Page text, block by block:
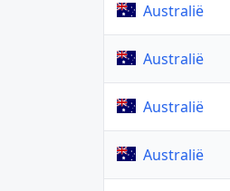
Australië
Australië
Australië
Australië